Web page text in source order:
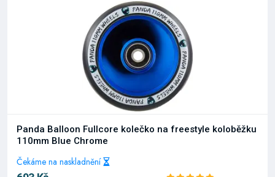
Panda Balloon Fullcore kolečko na freestyle koloběžku
110mm Blue Chrome
Čekáme na naskladnění